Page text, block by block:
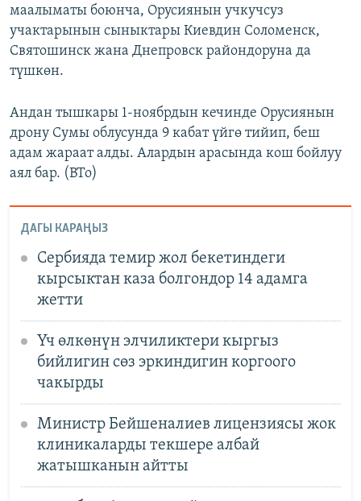
маалыматы боюнча, Орусиянын учкучсуз
учактарынын сыныктары Киевдин Соломенск,
Святошинск жана Днепровск райондоруна да
түшкөн.
Андан тышкары 1-ноябрдын кечинде Орусиянын
дрону Сумы облусунда 9 кабат үйгө тийип, беш
адам жараат алды. Алардын арасында кош бойлуу
аял бар. (BTo)
ДАГЫ КАРАҢЫЗ
Сербияда темир жол бекетиндеги
кырсыктан каза болгондор 14 адамга
жетти
Үч өлкөнүн элчиликтери кыргыз
бийлигин сөз эркиндигин коргоого
чакырды
Министр Бейшеналиев лицензиясы жок
клиникаларды текшере албай
жатышканын айтты